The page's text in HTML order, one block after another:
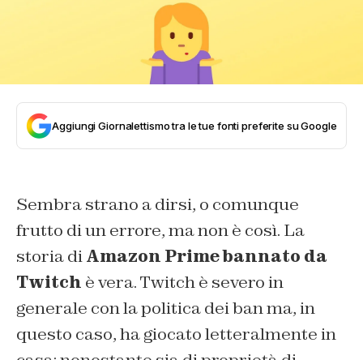
Aggiungi Giornalettismo tra le tue fonti preferite su Google
Sembra strano a dirsi, o comunque
frutto di un errore, ma non è così. La
storia diAmazon Prime bannato da
Twitch è vera. Twitch è severo in
generale con la politica dei ban ma, in
questo caso, ha giocato letteralmente in